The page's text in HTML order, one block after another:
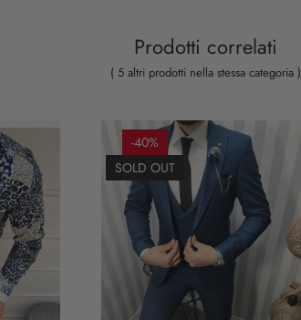
Prodotti correlati
( 5 altri prodotti nella stessa categoria )
-40%
SOLD OUT